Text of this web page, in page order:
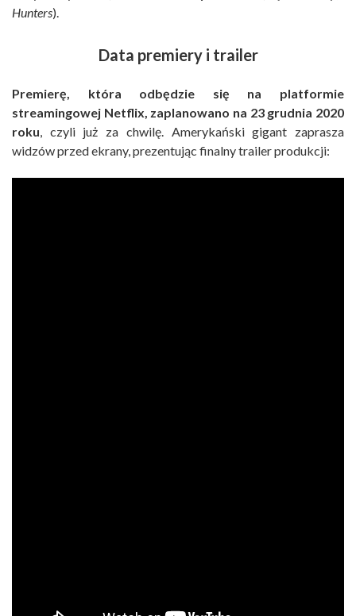
Hunters).
Data premiery i trailer
Premierę, która odbędzie się na platformie
streamingowej Netflix, zaplanowano na 23 grudnia 2020
roku, czyli już za chwilę. Amerykański gigant zaprasza
widzów przed ekrany, prezentując finalny trailer produkcji: